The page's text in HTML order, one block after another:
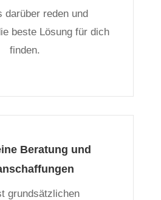
darüber reden und
beste Lösung für dich
finden.
Beratung und
grundsätzlichen